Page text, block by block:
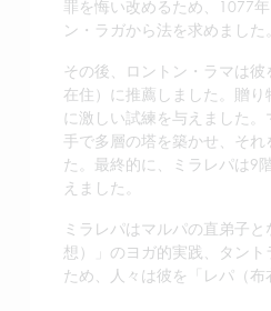
罪を悔い改めるため、1077
ン・ラガから法を求めまし
その後、ロントン・ラマは
在住）に推薦しました。贈
に激しい試練を与えました
手で多層の塔を築かせ、そ
た。最終的に、ミラレパは9
えました。
ミラレパはマルパの直弟子
想）」のヨガ的実践、タン
ため、人々は彼を「レパ（布